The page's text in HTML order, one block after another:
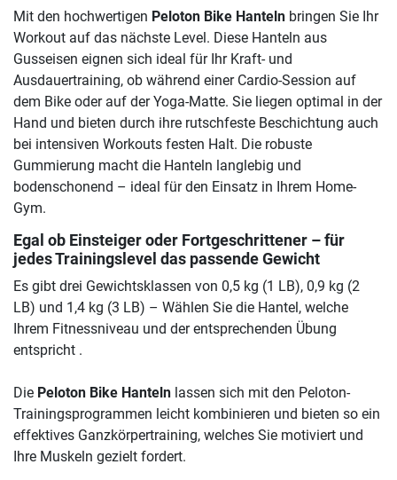
Mit den hochwertigen Peloton Bike Hanteln bringen Sie Ihr
Workout auf das nächste Level. Diese Hanteln aus
Gusseisen eignen sich ideal für Ihr Kraft- und
Ausdauertraining, ob während einer Cardio-Session auf
dem Bike oder auf der Yoga-Matte. Sie liegen optimal in der
Hand und bieten durch ihre rutschfeste Beschichtung auch
bei intensiven Workouts festen Halt. Die robuste
Gummierung macht die Hanteln langlebig und
bodenschonend – ideal für den Einsatz in Ihrem Home-
Gym.
Egal ob Einsteiger oder Fortgeschrittener – für
jedes Trainingslevel das passende Gewicht
Es gibt drei Gewichtsklassen von 0,5 kg (1 LB), 0,9 kg (2
LB) und 1,4 kg (3 LB) – Wählen Sie die Hantel, welche
Ihrem Fitnessniveau und der entsprechenden Übung
entspricht .
Die Peloton Bike Hanteln lassen sich mit den Peloton-
Trainingsprogrammen leicht kombinieren und bieten so ein
effektives Ganzkörpertraining, welches Sie motiviert und
Ihre Muskeln gezielt fordert.